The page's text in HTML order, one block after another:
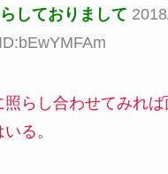
しておりまして
照らし合わせてみれ
る。